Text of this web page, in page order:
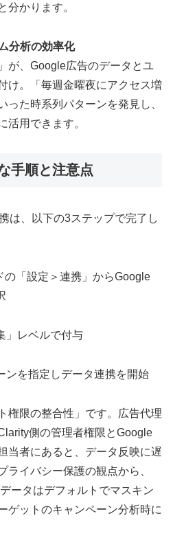
分かります。
分析の効率化
が、Google広告のデータとユ
け。「毎週金曜夜にアクセス増
った時系列パターンを発見し、
活用できます。
手順と注意点
は、以下の3ステップで完了し
の「設定＞連携」からGoogle
」レベルで付与
ンを指定しデータ連携を開始
権限の整合性」です。広告代理
側の管理者権限とGoogle
当者にあると、データ反映に遅
ライバシー保護の観点から、
ータはデフォルトでマスキン
ゲットのキャンペーン分析時に